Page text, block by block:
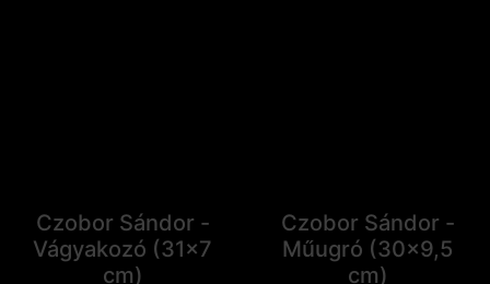
Czobor Sándor -
Vágyakozó (31x7
cm)
Czobor Sándor -
Műugró (30x9,5
cm)